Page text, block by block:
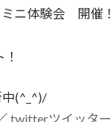
ニ体験会 開催！
(^_^)/
twitterツイッター